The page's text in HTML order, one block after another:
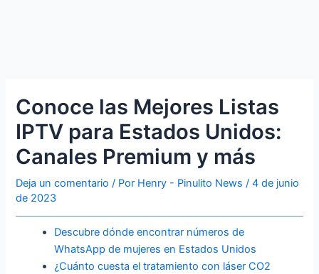
Conoce las Mejores Listas
IPTV para Estados Unidos:
Canales Premium y más
Deja un comentario / Por Henry - Pinulito News/4 de junio
de 2023
Descubre dónde encontrar números de
WhatsApp de mujeres en Estados Unidos
¿Cuánto cuesta el tratamiento con láser CO2